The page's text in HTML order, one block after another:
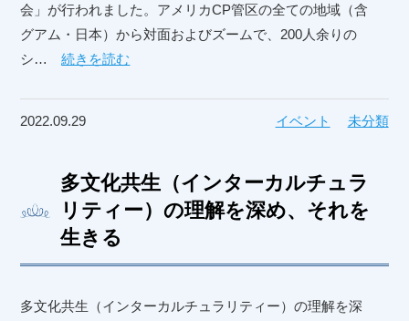
会」が行われました。アメリカCP管区の全ての地域（含
グアム・日本）から対面およびズームで、200人余りの
シ…続きを読む
2022.09.29 イベント 未分類
多文化共生（インターカルチュラ
リティー）の理解を深め、それを
生きる
多文化共生（インターカルチュラリティー）の理解を深